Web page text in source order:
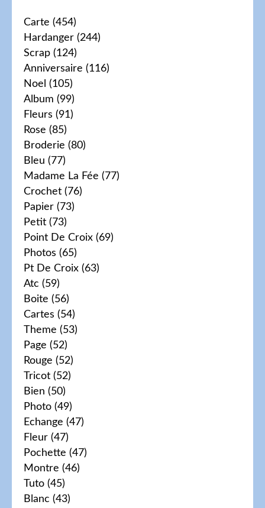
Carte (454)
Hardanger (244)
Scrap (124)
Anniversaire (116)
Noel (105)
Album (99)
Fleurs (91)
Rose (85)
Broderie (80)
Bleu (77)
Madame La Fée (77)
Crochet (76)
Papier (73)
Petit (73)
Point De Croix (69)
Photos (65)
Pt De Croix (63)
Atc (59)
Boite (56)
Cartes (54)
Theme (53)
Page (52)
Rouge (52)
Tricot (52)
Bien (50)
Photo (49)
Echange (47)
Fleur (47)
Pochette (47)
Montre (46)
Tuto (45)
Blanc (43)